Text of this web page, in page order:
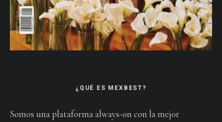
¿QUÉ ES MEXBEST?
Somos una plataforma always-on con la mejor